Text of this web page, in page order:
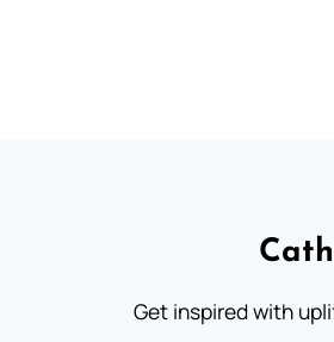
Get inspired with